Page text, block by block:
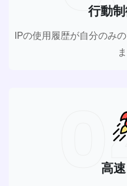
行動
IPの使用履歴が自分のみ
高